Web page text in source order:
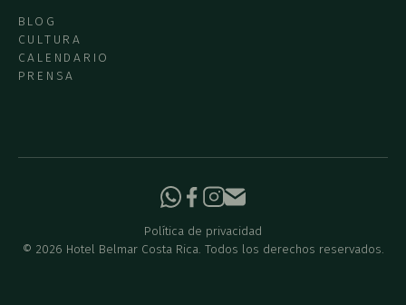
BLOG
CULTURA
CALENDARIO
PRENSA
© 2026 Hotel Belmar Costa Rica. Todos los derechos reservados.
Política de privacidad